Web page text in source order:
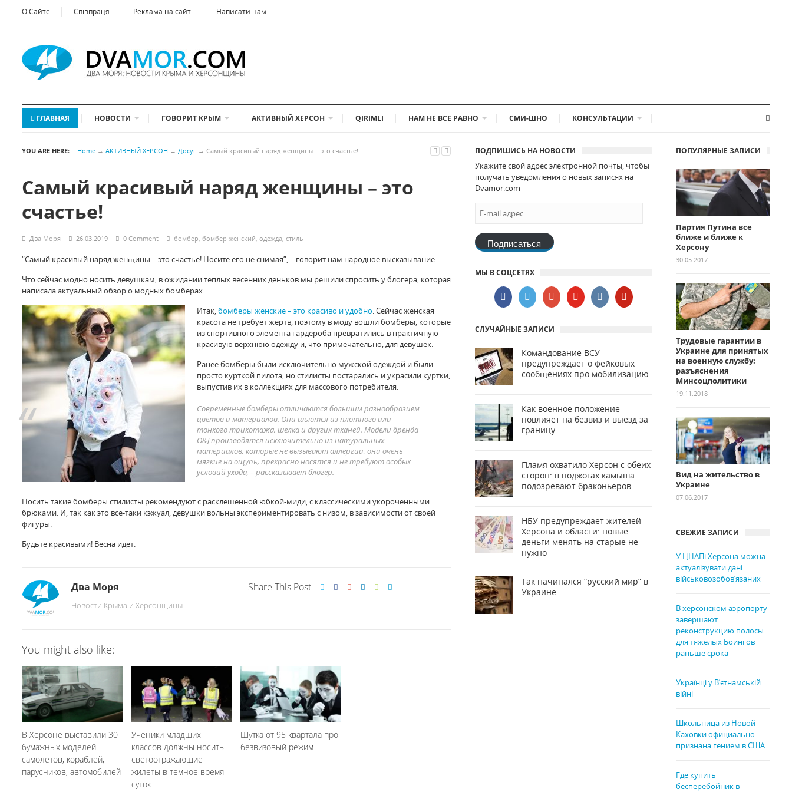
О Сайте Співпраця Реклама на сайті Написати нам
ГЛАВНАЯ НОВОСТИ ГОВОРИТ КРЫМ АКТИВНЫЙ ХЕРСОН QIRIMLI НАМ НЕ ВСЕ РАВНО СМИ-ШНО КОНСУЛЬТАЦИИ
YOU ARE HERE: Home → АКТИВНЫЙ ХЕРСОН → Досуг → Самый красивый наряд женщины – это счастье!
Самый красивый наряд женщины – это
счастье!
Два Моря 26.03.2019 0 Comment бомбер, бомбер женский, одежда, стиль
“Самый красивый наряд женщины – это счастье! Носите его не снимая”, – говорит нам народное высказывание.
Что сейчас модно носить девушкам, в ожидании теплых весенних деньков мы решили спросить у блогера, которая
написала актуальный обзор о модных бомберах.
Итак,бомберы женские – это красиво и удобно. Сейчас женская
красота не требует жертв, поэтому в моду вошли бомберы, которые
из спортивного элемента гардероба превратились в практичную
красивую верхнюю одежду и, что примечательно, для девушек.
Ранее бомберы были исключительно мужской одеждой и были
просто курткой пилота, но стилисты постарались и украсили куртки,
выпустив их в коллекциях для массового потребителя.
Современные бомберы отличаются большим разнообразием
цветов и материалов. Они шьются из плотного или
тонкого трикотажа, шелка и других тканей. Модели бренда
O&J производятся исключительно из натуральных
материалов, которые не вызывают аллергии, они очень
мягкие на ощупь, прекрасно носятся и не требуют особых
условий ухода, – рассказывает блогер.
Носить такие бомберы стилисты рекомендуют с расклешенной юбкой-миди, с классическими укороченными
брюками. И, так как это все-таки кэжуал, девушки вольны экспериментировать с низом, в зависимости от своей
фигуры.
Будьте красивыми! Весна идет.
Два Моря
Новости Крыма и Херсонщины
Share This Post
You might also like:
В Херсоне выставили 30
бумажных моделей
самолетов, кораблей,
парусников, автомобилей
Ученики младших
классов должны носить
светоотражающие
жилеты в темное время
суток
Шутка от 95 квартала про
безвизовый режим
ПОПУЛЯРНЫЕ ЗАПИСИ
Партия Путина все
ближе и ближе к
Херсону
30.05.2017
Трудовые гарантии в
Украине для принятых
на военную службу:
разъяснения
Минсоцполитики
19.11.2018
Вид на жительство в
Украине
07.06.2017
СВЕЖИЕ ЗАПИСИ
У ЦНАПі Херсона можна
актуалізувати дані
військовозобов’язаних
В херсонском аэропорту
завершают
реконструкцию полосы
для тяжелых Боингов
раньше срока
Українці у В’єтнамській
війні
Школьница из Новой
Каховки официально
признана гением в США
Где купить
бесперебойник в
ПОДПИШИСЬ НА НОВОСТИ
Укажите свой адрес электронной почты, чтобы
получать уведомления о новых записях на
Dvamor.com
Подписаться
МЫ В СОЦСЕТЯХ
СЛУЧАЙНЫЕ ЗАПИСИ
Командование ВСУ
предупреждает о фейковых
сообщениях про мобилизацию
Как военное положение
повлияет на безвиз и выезд за
границу
Пламя охватило Херсон с обеих
сторон: в поджогах камыша
подозревают браконьеров
НБУ предупреждает жителей
Херсона и области: новые
деньги менять на старые не
нужно
Так начинался “русский мир” в
Украине